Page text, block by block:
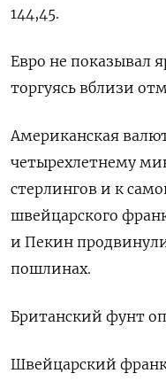
144,45.
Евро не показывал
торгуясь вблизи
Американская
четырехлетнему
стерлингов и к
швейцарского
и Пекин
пошлинах.
Британский фунт
Швейцарский